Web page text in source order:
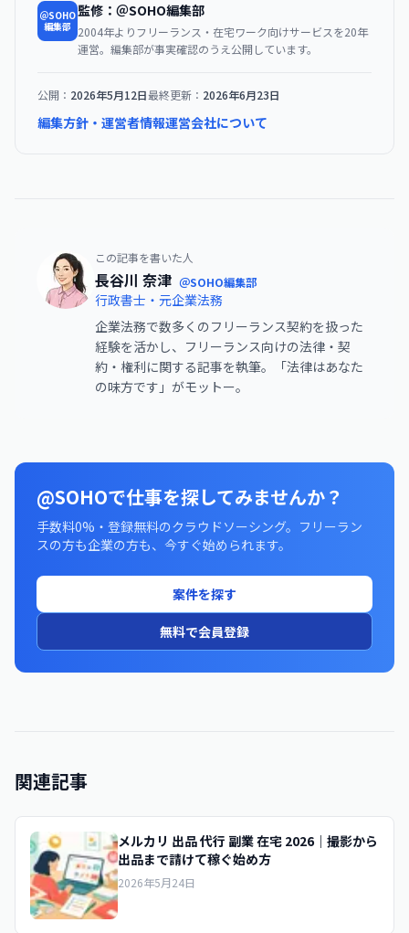
＠SOHO
編集部
監修：＠SOHO編集部
2004年よりフリーランス・在宅ワーク向けサービスを20年
運営。編集部が事実確認のうえ公開しています。
公開： 2026年5月12日最終更新： 2026年6月23日
編集方針・運営者情報運営会社について
この記事を書いた人
長谷川 奈津 ＠SOHO編集部
行政書士・元企業法務
企業法務で数多くのフリーランス契約を扱った
経験を活かし、フリーランス向けの法律・契
約・権利に関する記事を執筆。「法律はあなた
の味方です」がモットー。
@SOHOで仕事を探してみませんか？
手数料0%・登録無料のクラウドソーシング。フリーラン
スの方も企業の方も、今すぐ始められます。
案件を探す
無料で会員登録
関連記事
メルカリ 出品 代行 副業 在宅 2026｜撮影から
出品まで請けて稼ぐ始め方
2026年5月24日